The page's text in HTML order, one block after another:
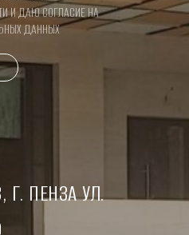
Г. ПЕНЗА УЛ.
И ДАЮ СОГЛАСИЕ НА
ДАННЫХ